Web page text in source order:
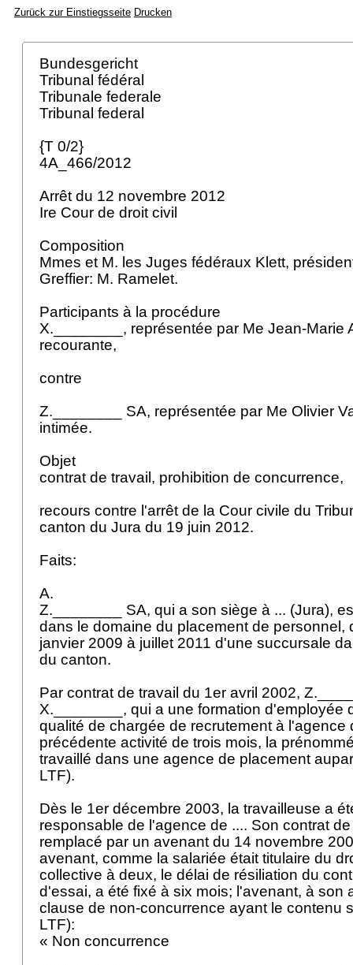
Zurück zur Einstiegsseite Drucken
Bundesgericht
Tribunal fédéral
Tribunale federale
Tribunal federal
{T 0/2}
4A_466/2012
Arrêt du 12 novembre 2012
Ire Cour de droit civil
Composition
Mmes et M. les Juges fédéraux Klett,
Greffier: M. Ramelet.
Participants à la procédure
X.________, représentée par Me Jean-Marie
recourante,
contre
Z.________ SA, représentée par Me Olivier
intimée.
Objet
contrat de travail, prohibition de concurrence,
recours contre l'arrêt de la Cour civile du
canton du Jura du 19 juin 2012.
Faits:
A.
Z.________ SA, qui a son siège à ... (Jura),
dans le domaine du placement de personnel,
janvier 2009 à juillet 2011 d'une succursale
du canton.
Par contrat de travail du 1er avril 2002,
X.________, qui a une formation d'employée
qualité de chargée de recrutement à l'agence
précédente activité de trois mois, la
travaillé dans une agence de placement
LTF).
Dès le 1er décembre 2003, la travailleuse a
responsable de l'agence de .... Son contrat
remplacé par un avenant du 14 novembre
avenant, comme la salariée était titulaire du
collective à deux, le délai de résiliation du
d'essai, a été fixé à six mois; l'avenant, à son
clause de non-concurrence ayant le contenu
LTF):
« Non concurrence